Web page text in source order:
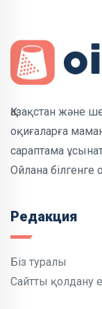
Қазақстан және
оқиғаларға
сараптама
Ойлана
Редакция
Біз туралы
Сайтты қолдану